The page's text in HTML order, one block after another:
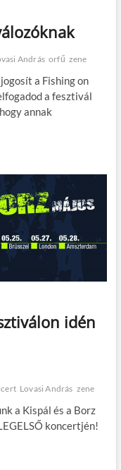
András orfű zene
a Fishing on
a fesztivál
annak
idén
Lovasi András zene
a Kispál és a Borz
koncertjén!